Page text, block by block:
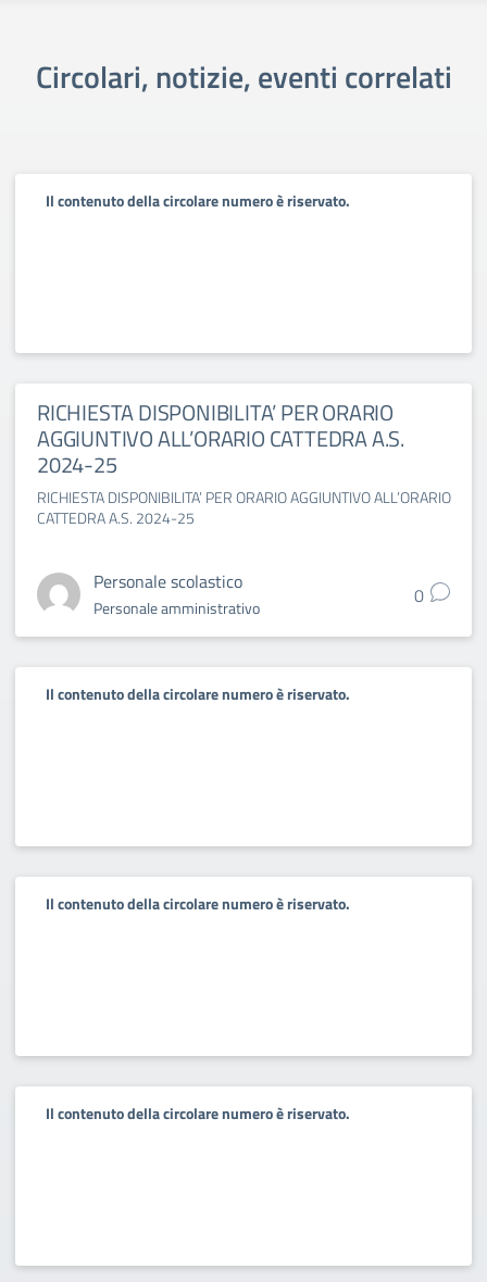
Circolari, notizie, eventi correlati
Il contenuto della circolare numero è riservato.
RICHIESTA DISPONIBILITA’ PER ORARIO
AGGIUNTIVO ALL’ORARIO CATTEDRA A.S.
2024-25
RICHIESTA DISPONIBILITA’ PER ORARIO AGGIUNTIVO ALL’ORARIO
CATTEDRA A.S. 2024-25
Personale scolastico
Personale amministrativo 0
Il contenuto della circolare numero è riservato.
Il contenuto della circolare numero è riservato.
Il contenuto della circolare numero è riservato.